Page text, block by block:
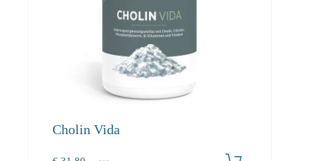
Cholin Vida